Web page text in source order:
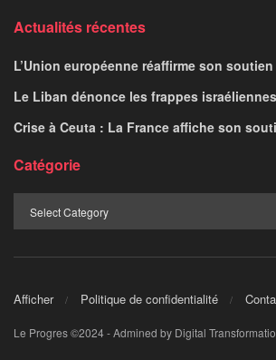
Actualités récentes
L’Union européenne réaffirme son soutien
Le Liban dénonce les frappes
Crise à Ceuta : La France affiche son
Catégorie
Afficher Politique de confidentialité
Le Progres ©2024 - Admined by Digital